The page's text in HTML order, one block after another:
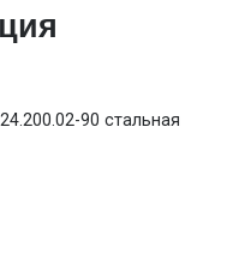
90 стальная